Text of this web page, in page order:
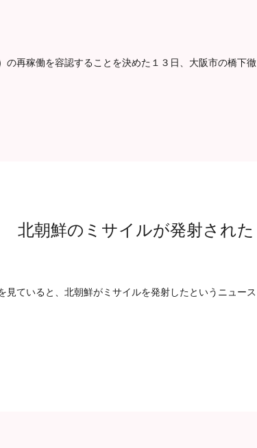
再稼働を容認することを決めた１３日、大阪市の橋下徹
朝鮮のミサイルが発射された
ていると、北朝鮮がミサイルを発射したというニュース